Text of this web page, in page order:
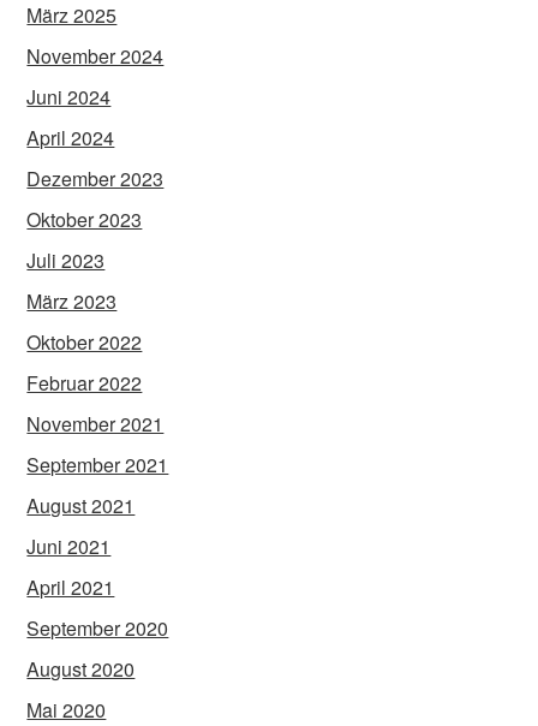
März 2025
November 2024
Juni 2024
April 2024
Dezember 2023
Oktober 2023
Juli 2023
März 2023
Oktober 2022
Februar 2022
November 2021
September 2021
August 2021
Juni 2021
April 2021
September 2020
August 2020
Mai 2020